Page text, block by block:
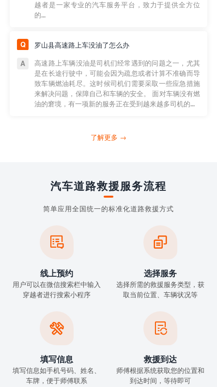
越者是一家专业的汽车服务平台，致力于提供全方位
的...
罗山县高速路上车没油了怎么办
高速路上车辆没油是司机们经常遇到的问题之一，尤其
是在长途行驶中，可能会因为疏忽或者计算不准确而导
致车辆燃油耗尽。这时候司机们需要采取一些应急措施
来解决问题，保障自己和车辆的安全。 面对车辆没有燃
油的窘境，有一项新的服务正在受到越来越多司机的...
了解更多 →
汽车道路救援服务流程
简单应用全国统一的标准化道路救援方式

线上预约
用户可以在微信搜索栏中输入
穿越者进行搜索小程序

选择服务
选择所需的救援服务类型，获
取当前位置、车辆状况等

填写信息
填写信息如手机号码、姓名、
车牌，便于师傅联系

救援到达
师傅根据系统获取您的位置和
到达时间，等待即可